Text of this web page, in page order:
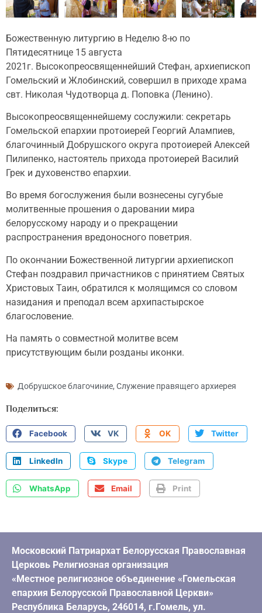
Божественную литургию в Неделю 8-ю по
Пятидесятнице 15 августа
2021г. Высокопреосвященнейший Стефан, архиепископ
Гомельский и Жлобинский, совершил в приходе храма
свт. Николая Чудотворца д. Поповка (Ленино).
Высокопреосвященнейшему сослужили: секретарь
Гомельской епархии протоиерей Георгий Алампиев,
благочинный Добрушского округа протоиерей Алексей
Пилипенко, настоятель прихода протоиерей Василий
Грек и духовенство епархии.
Во время богослужения были вознесены сугубые
молитвенные прошения о даровании мира
белорусскому народу и о прекращении
распространения вредоносного поветрия.
По окончании Божественной литургии архиепископ
Стефан поздравил причастников с принятием Святых
Христовых Таин, обратился к молящимся со словом
назидания и преподал всем архипастырское
благословение.
На память о совместной молитве всем
присутствующим были розданы иконки.
Добрушское благочиние, Служение правящего архиерея
Поделиться:
Facebook VK OK Twitter
LinkedIn Skype Telegram
WhatsApp Email Print
Московский Патриархат Белорусская Православная
Церковь Религиозная организация
«Местное религиозное объединение «Гомельская
епархия Белорусской Православной Церкви»
Республика Беларусь, 246014, г.Гомель, ул.